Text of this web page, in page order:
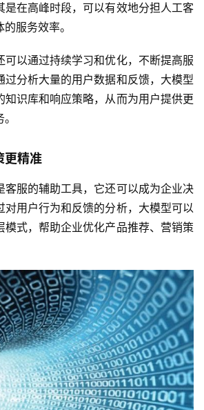
是在高峰时段，可以有效地分担人工客
服务效率。
可以通过持续学习和优化，不断提高服
过分析大量的用户数据和反馈，大模型
知识库和响应策略，从而为用户提供更
更精准
客服的辅助工具，它还可以成为企业决
对用户行为和反馈的分析，大模型可以
模式，帮助企业优化产品推荐、营销策